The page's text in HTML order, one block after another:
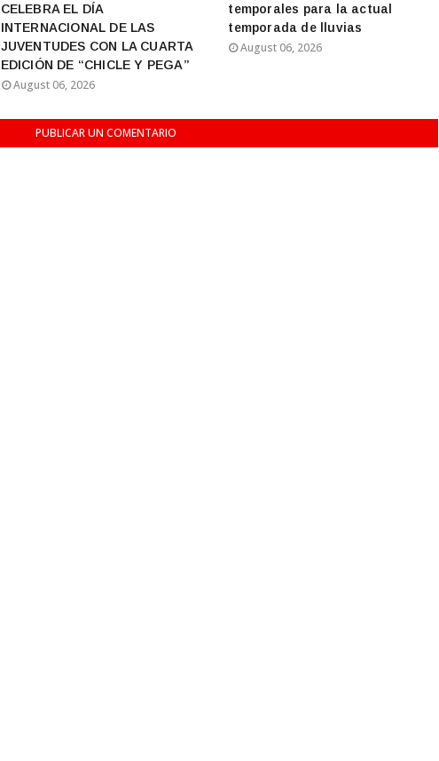
CELEBRA EL DÍA
INTERNACIONAL DE LAS
JUVENTUDES CON LA CUARTA
EDICIÓN DE “CHICLE Y PEGA”
August 06, 2026
temporales para la actual
temporada de lluvias
August 06, 2026
PUBLICAR UN COMENTARIO